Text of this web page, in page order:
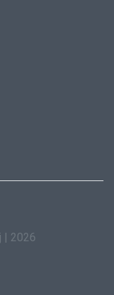
2026